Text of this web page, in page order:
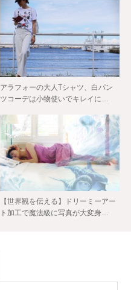
アラフォーの大人Tシャツ、白パン
ツコーデは小物使いでキレイに…
【世界観を伝える】ドリーミーアー
ト加工で魔法級に写真が大変身…